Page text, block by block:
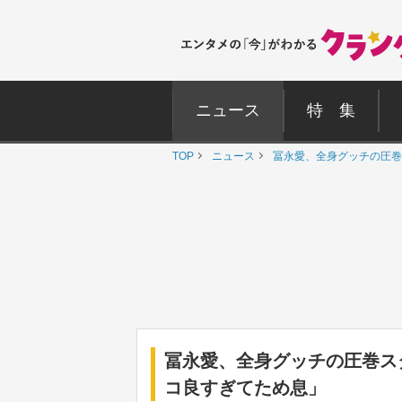
ニュース 特 集
TOP ニュース 冨永愛、全身グッチの圧
冨永愛、全身グッチの圧巻
コ良すぎてため息」